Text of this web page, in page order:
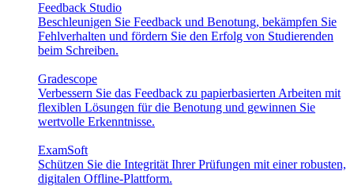
Feedback Studio
Beschleunigen Sie Feedback und Benotung, bekämpfen Sie
Fehlverhalten und fördern Sie den Erfolg von Studierenden
beim Schreiben.
Gradescope
Verbessern Sie das Feedback zu papierbasierten Arbeiten mit
flexiblen Lösungen für die Benotung und gewinnen Sie
wertvolle Erkenntnisse.
ExamSoft
Schützen Sie die Integrität Ihrer Prüfungen mit einer robusten,
digitalen Offline-Plattform.